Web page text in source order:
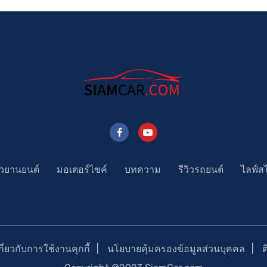
ยานยนต์ มอเตอร์ไซค์ บทความ รีวิวรถยนต์ ไลฟ์ส
ยวกับการใช้งานคุกกี้ นโยบายคุ้มครองข้อมูลส่วนบุคคล